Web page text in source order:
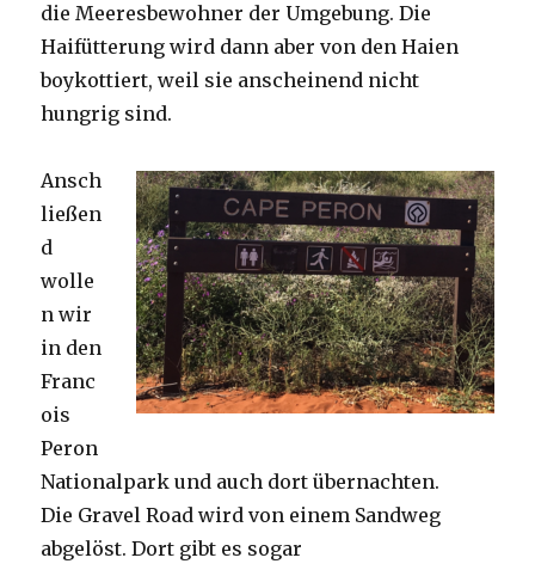
die Meeresbewohner der Umgebung. Die
Haifütterung wird dann aber von den Haien
boykottiert, weil sie anscheinend nicht
hungrig sind.
Ansch
ließen
d
wolle
n wir
in den
Franc
ois
Peron
Nationalpark und auch dort übernachten.
Die Gravel Road wird von einem Sandweg
abgelöst. Dort gibt es sogar